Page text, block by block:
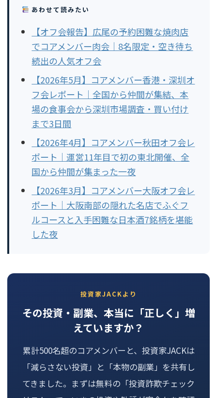
あわせて読みたい
【オフ会報告】広尾の予約困難な焼肉店
でコアメンバー肉会｜8名限定・空き待ち
続出の人気オフ会
【2026年5月】コアメンバー香港・深圳オ
フ会レポート｜全国から仲間が集結、本
場の食事会から深圳市場調査・買い付け
まで3日間
【2026年4月】コアメンバー秋田オフ会レ
ポート｜運営11年目で初の東北開催、全
国から仲間が集まった一夜
【2026年3月】コアメンバー大阪オフ会レ
ポート｜大阪南部の隠れた名店でふぐフ
ルコースと入手困難な日本酒7銘柄を堪能
した夜
投資家JACKより
その投資・副業、本当に「正しく」増
えていますか？
累計500名超のコアメンバーと、投資家JACKは
「減らさない投資」と「本物の副業」を共有し
てきました。まずは無料の「投資詐欺チェック